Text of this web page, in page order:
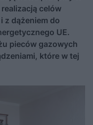
celów
z dążeniem do
UE.
pieców gazowych
które w tej